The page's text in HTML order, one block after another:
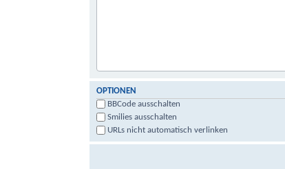
OPTIONEN
BBCode ausschalten
Smilies ausschalten
URLs nicht automatisch verlinken